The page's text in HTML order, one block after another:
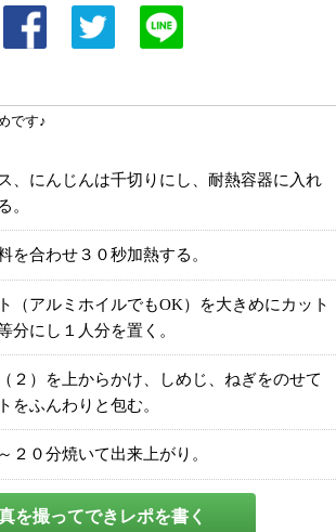
です♪
、にんじんは千切りにし、耐熱容器に入れ
。
を合わせ３０秒加熱する。
（アルミホイルでもOK）を大きめにカット
分にし１人分を置く。
２）を上からかけ、しめじ、ねぎをのせて
をふんわりと包む。
２０分焼いて出来上がり。
を撮ってできレポを書く